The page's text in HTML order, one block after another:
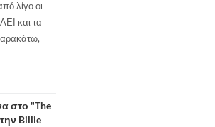
λίγο οι
και τα
στο "The
Billie